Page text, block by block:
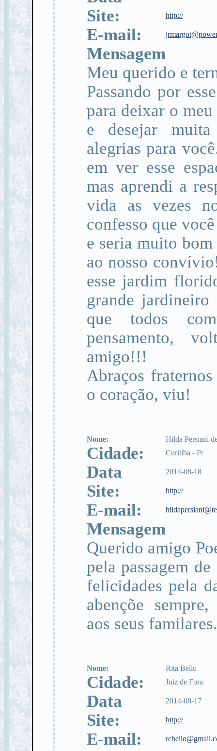
Site: http://
E-mail:
Mensagem
Meu querido e
Passando por
para deixar o
e desejar
alegrias para
em ver esse
mas aprendi a
vida as vezes
confesso que
e seria muito
ao nosso
esse jardim
grande
que todos
pensamento,
amigo!!!
Abraços
o coração, viu!
Nome: Hilda Persiani
Cidade: Curitiba - Pr
Data 2014-08-18
Site: http://
E-mail:
Mensagem
Querido amigo
pela passagem
felicidades pela
abençõe
aos seus
Nome: Rita Bello
Cidade: Juiz de Fora
Data 2014-08-17
Site: http://
E-mail: